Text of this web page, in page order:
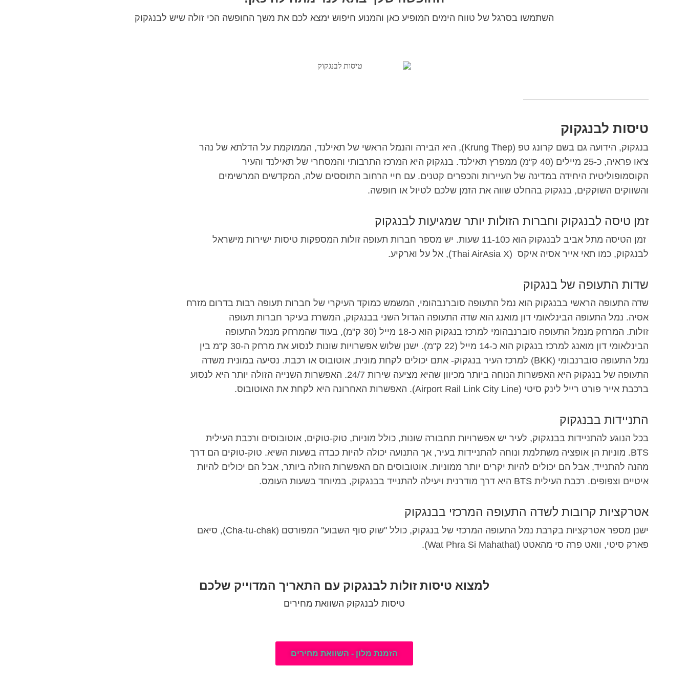
השתמשו בסרגל של טווח הימים המופיע כאן והמנוע חיפוש ימצא לכם את משך החופשה הכי זולה שיש לבנגקוק
טיסות לבנגקוק
בנגקוק, הידועה גם בשם קרונג טפ (Krung Thep), היא הבירה והנמל הראשי של תאילנד, הממוקמת על הדלתא של נהר
צ'או פראיה, כ-25 מיילים (40 ק"מ) ממפרץ תאילנד. בנגקוק היא המרכז התרבותי והמסחרי של תאילנד והעיר
הקוסמופוליטית היחידה במדינה של העיירות והכפרים קטנים. עם חיי הרחוב התוססים שלה, המקדשים המרשימים
והשווקים השוקקים, בנגקוק בהחלט שווה את הזמן שלכם לטיול או חופשה.
זמן טיסה לבנגקוק וחברות הזולות יותר שמגיעות לבנגקוק
זמן הטיסה מתל אביב לבנגקוק הוא כ11-10 שעות. יש
מספר חברות תעופה זולות המספקות טיסות ישירות מישראל
לבנגקוק, כמו תאי אייר אסיה איקס (Thai AirAsia X), אל על וארקיע.
שדות התעופה של בנגקוק
שדה התעופה הראשי בבנגקוק הוא נמל התעופה סוברנבהומי, המשמש כמוקד העיקרי של חברות תעופה רבות בדרום מזרח
אסיה. נמל התעופה הבינלאומי דון מואנג הוא שדה התעופה הגדול השני בבנגקוק, המשרת בעיקר חברות תעופה
זולות. המרחק מנמל התעופה סוברנבהומי
למרכז בנגקוק הוא כ-18 מייל (30 ק"מ), בעוד שהמרחק מנמל התעופה
הבינלאומי דון מואנג למרכז בנגקוק הוא כ-14 מייל (22 ק"מ).
ישנן שלוש אפשרויות שונות לנסוע את מרחק ה-30 ק"מ בין
נמל התעופה סוברנבומי (BKK) למרכז העיר בנגקוק- אתם יכולים לקחת מונית, אוטובוס או רכבת. נסיעה במונית משדה
התעופה של בנגקוק היא האפשרות הנוחה ביותר מכיוון שהיא מציעה שירות 24/7. האפשרות השנייה הזולה יותר היא לנסוע
ברכבת אייר פורט רייל לינק סיטי (Airport Rail Link City Line). האפשרות האחרונה היא לקחת את האוטובוס.
התניידות בבנגקוק
בכל הנוגע להתניידות בבנגקוק, לעיר יש אפשרויות תחבורה שונות, כולל מוניות, טוק-טוקים, אוטובוסים ורכבת העילית
BTS. מוניות הן אופציה משתלמת ונוחה להתניידות בעיר, אך התנועה יכולה להיות כבדה בשעות השיא. טוק-טוקים הם דרך
מהנה להתנייד, אבל הם יכולים להיות יקרים יותר ממוניות. אוטובוסים הם האפשרות הזולה ביותר, אבל הם יכולים להיות
איטיים וצפופים. רכבת העילית BTS היא דרך מודרנית ויעילה להתנייד בבנגקוק, במיוחד בשעות העומס.
אטרקציות קרובות לשדה התעופה המרכזי בבנגקוק
ישנן מספר אטרקציות בקרבת נמל התעופה המרכזי של בנגקוק, כולל "שוק סוף השבוע" המפורסם (Cha-tu-chak), סיאם
פארק סיטי, וואט פרה סי מהאטט (Wat Phra Si Mahathat).
למצוא טיסות זולות לבנגקוק עם התאריך המדוייק שלכם
טיסות לבנגקוק השוואת מחירים
הזמנת מלון - השוואת מחירים